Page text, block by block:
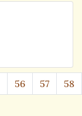
56 57 58